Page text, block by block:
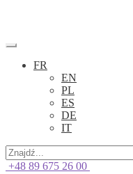
FR
EN
PL
ES
DE
IT
+48 89 675 26 00